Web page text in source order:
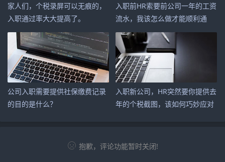
家人们，个税录屏可以无痕的，
入职通过率大大提高了。
入职前HR索要前公司一年的工资
流水，我该怎么做才能顺利通
过？
公司入职需要提供社保缴费记录
的目的是什么？
入职新公司，HR突然要你提供去
年的个税截图，该如何巧妙应对
抱歉，评论功能暂时关闭!